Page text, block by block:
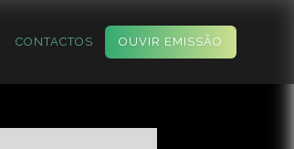
CONTACTOS OUVIR EMISSÃO